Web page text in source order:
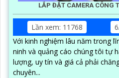
LẮP ĐẶT CAMERA CÔNG
Lần xem: 11768
Với kinh nghiệm lâu năm trong
ninh và quảng cáo chúng tôi tự
lượng, uy tín và giá cả phải chăng. Đội ngũ kỹ thuật
chuyên...